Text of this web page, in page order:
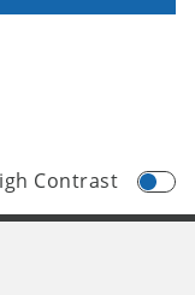
Contrast